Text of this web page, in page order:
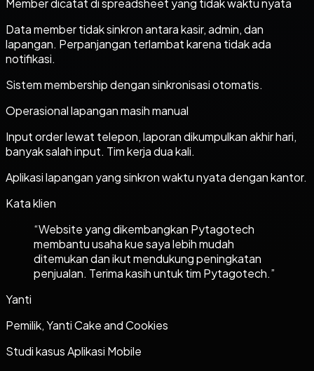
Data member tidak sinkron antara kasir, admin, dan
lapangan. Perpanjangan terlambat karena tidak ada
notifikasi.
Sistem membership dengan sinkronisasi otomatis.
Operasional lapangan masih manual
Input order lewat telepon, laporan dikumpulkan akhir hari,
banyak salah input. Tim kerja dua kali.
Aplikasi lapangan yang sinkron waktu nyata dengan kantor.
Kata klien
“Website yang dikembangkan Pytagotech
membantu usaha kue saya lebih mudah
ditemukan dan ikut mendukung peningkatan
penjualan. Terima kasih untuk tim Pytagotech.”
Yanti
Pemilik, Yanti Cake and Cookies
Studi kasusAplikasi Mobile